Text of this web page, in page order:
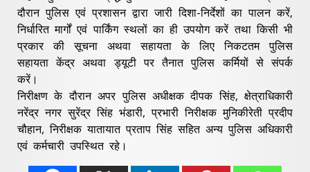
दौरान पुलिस एवं प्रशासन द्वारा जारी दिशा-निर्देशों का पालन करें,
निर्धारित मार्गों एवं पार्किंग स्थलों का ही उपयोग करें तथा किसी भी
प्रकार की सूचना अथवा सहायता के लिए निकटतम पुलिस
सहायता केंद्र अथवा ड्यूटी पर तैनात पुलिस कर्मियों से संपर्क
करें।
निरीक्षण के दौरान अपर पुलिस अधीक्षक दीपक सिंह, क्षेत्राधिकारी
नरेंद्र नगर सुरेंद्र सिंह भंडारी, प्रभारी निरीक्षक मुनिकीरेती प्रदीप
चौहान, निरीक्षक यातायात प्रताप सिंह सहित अन्य पुलिस अधिकारी
एवं कर्मचारी उपस्थित रहे।